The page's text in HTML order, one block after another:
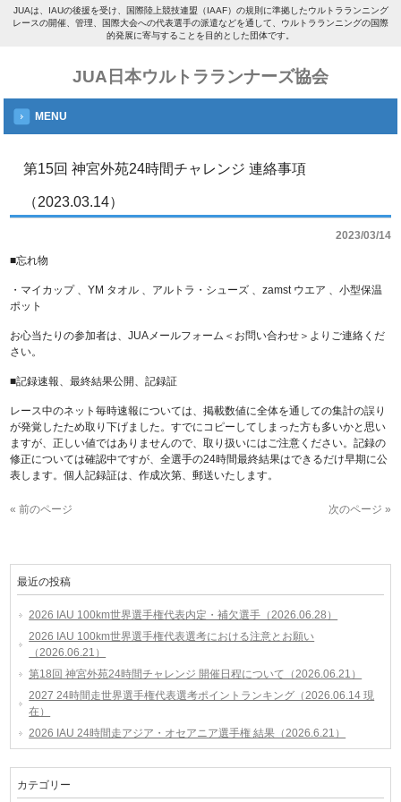
JUAは、IAUの後援を受け、国際陸上競技連盟（IAAF）の規則に準拠したウルトラランニング
レースの開催、管理、国際大会への代表選手の派遣などを通して、ウルトラランニングの国際
的発展に寄与することを目的とした団体です。
JUA日本ウルトラランナーズ協会
MENU
第15回 神宮外苑24時間チャレンジ 連絡事項
（2023.03.14）
2023/03/14
■忘れ物
・マイカップ 、YM タオル 、アルトラ・シューズ 、zamst ウエア 、小型保温
ポット
お心当たりの参加者は、JUAメールフォーム＜お問い合わせ＞よりご連絡くだ
さい。
■記録速報、最終結果公開、記録証
レース中のネット毎時速報については、掲載数値に全体を通しての集計の誤り
が発覚したため取り下げました。すでにコピーしてしまった方も多いかと思い
ますが、正しい値ではありませんので、取り扱いにはご注意ください。記録の
修正については確認中ですが、全選手の24時間最終結果はできるだけ早期に公
表します。個人記録証は、作成次第、郵送いたします。
« 前のページ 次のページ »
最近の投稿
2026 IAU 100km世界選手権代表内定・補欠選手（2026.06.28）
2026 IAU 100km世界選手権代表選考における注意とお願い
（2026.06.21）
第18回 神宮外苑24時間チャレンジ 開催日程について（2026.06.21）
2027 24時間走世界選手権代表選考ポイントランキング（2026.06.14 現
在）
2026 IAU 24時間走アジア・オセアニア選手権 結果（2026.6.21）
カテゴリー